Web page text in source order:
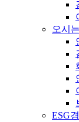
오시
ESG